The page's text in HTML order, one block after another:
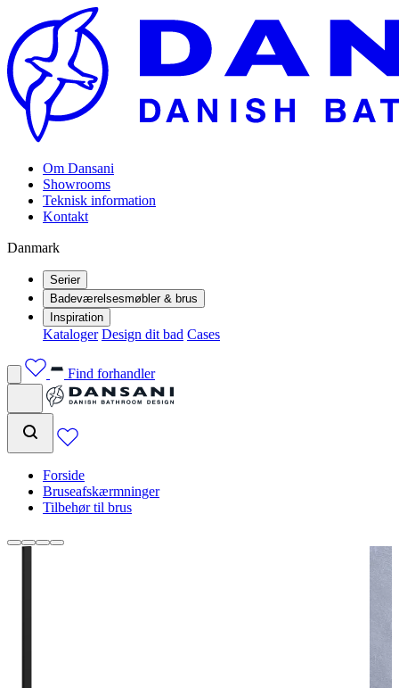
Om Dansani
Showrooms
Teknisk information
Kontakt
Danmark
Serier
Badeværelsesmøbler & brus
Inspiration
Kataloger Design dit bad Cases
Find forhandler
Forside
Bruseafskærmninger
Tilbehør til brus